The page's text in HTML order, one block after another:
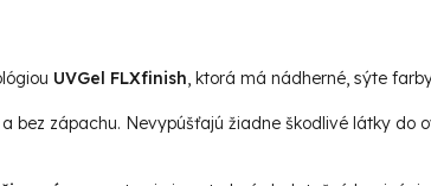
UVGel FLXfinish, ktorá má nádherné, sýte
bez zápachu. Nevypúšťajú žiadne škodlivé látky do